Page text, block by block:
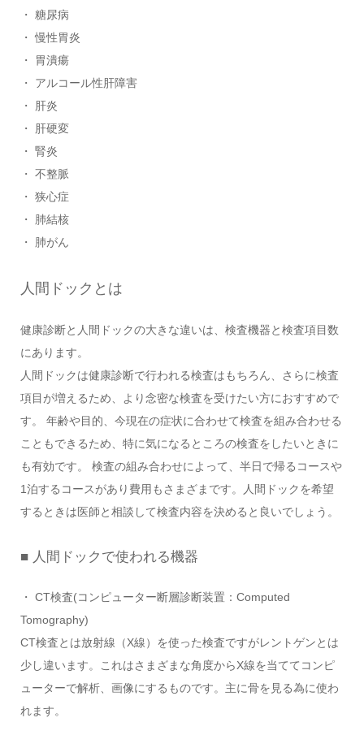
・ 糖尿病
・ 慢性胃炎
・ 胃潰瘍
・ アルコール性肝障害
・ 肝炎
・ 肝硬変
・ 腎炎
・ 不整脈
・ 狭心症
・ 肺結核
・ 肺がん
人間ドックとは
健康診断と人間ドックの大きな違いは、検査機器と検査項目数
にあります。
人間ドックは健康診断で行われる検査はもちろん、さらに検査
項目が増えるため、より念密な検査を受けたい方におすすめで
す。 年齢や目的、今現在の症状に合わせて検査を組み合わせる
こともできるため、特に気になるところの検査をしたいときに
も有効です。 検査の組み合わせによって、半日で帰るコースや
1泊するコースがあり費用もさまざまです。人間ドックを希望
するときは医師と相談して検査内容を決めると良いでしょう。
■ 人間ドックで使われる機器
・ CT検査(コンピューター断層診断装置：Computed
Tomography)
CT検査とは放射線（X線）を使った検査ですがレントゲンとは
少し違います。これはさまざまな角度からX線を当ててコンピ
ューターで解析、画像にするものです。主に骨を見る為に使わ
れます。